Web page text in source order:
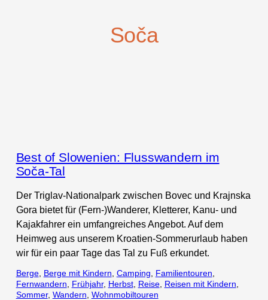
Soča
Best of Slowenien: Flusswandern im
Soča-Tal
Der Triglav-Nationalpark zwischen Bovec und Krajnska
Gora bietet für (Fern-)Wanderer, Kletterer, Kanu- und
Kajakfahrer ein umfangreiches Angebot. Auf dem
Heimweg aus unserem Kroatien-Sommerurlaub haben
wir für ein paar Tage das Tal zu Fuß erkundet.
Berge, Berge mit Kindern Camping Familientouren
Fernwandern
Frühjahr, Herbst, Reise, Reisen mit Kindern
Sommer, Wandern Wohnmobiltouren